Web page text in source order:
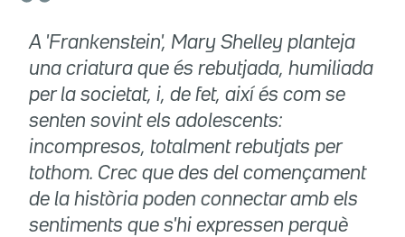
A 'Frankenstein', Mary Shelley planteja
una criatura que és rebutjada, humiliada
per la societat, i, de fet, així és com se
senten sovint els adolescents:
incompresos, totalment rebutjats per
tothom. Crec que des del començament
de la història poden connectar amb els
sentiments que s'hi expressen perquè